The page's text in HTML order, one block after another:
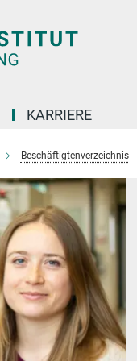
KARRIERE
Beschäftigtenverzeichnis